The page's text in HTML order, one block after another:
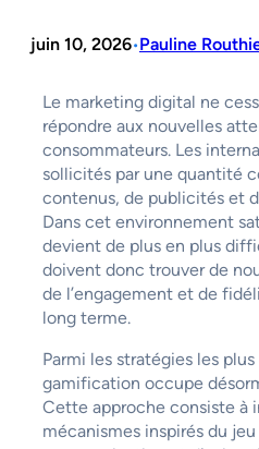
juin 10, 2026•Pauline
Le marketing digital ne
répondre aux nouvelles
consommateurs. Les
sollicités par une quantité
contenus, de publicités et
Dans cet environnement
devient de plus en plus
doivent donc trouver de
de l’engagement et de
long terme.
Parmi les stratégies les
gamification occupe
Cette approche consiste à
mécanismes inspirés du